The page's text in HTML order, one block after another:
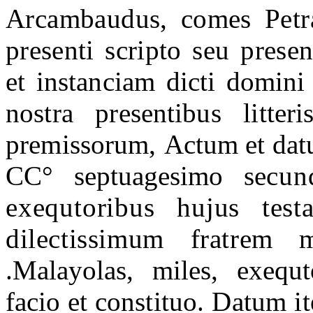
Arcambaudus, comes
presenti scripto seu
et instanciam dicti
nostra presentibus
premissorum, Actum et
CC° septuagesimo se
exequtoribus hujus
dilectissimum
.Malayolas, miles,
facio et constituo. Datum